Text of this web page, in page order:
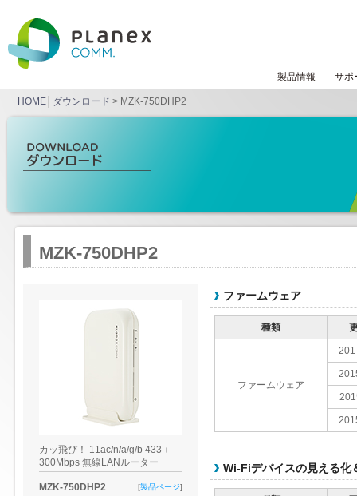
製品情報 サポ
HOME ダウンロード > MZK-750DHP2
MZK-750DHP2
カッ飛び！ 11ac/n/a/g/b 433＋
300Mbps 無線LANルーター
MZK-750DHP2 [製品ページ]
ファームウェア
種類
ファームウェア
Wi-Fiデバイスの見える化